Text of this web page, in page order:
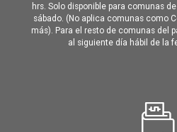
hrs. Solo disponible para comunas
sábado. (No aplica comunas como
más). Para el resto de comunas del
al siguiente día hábil de la